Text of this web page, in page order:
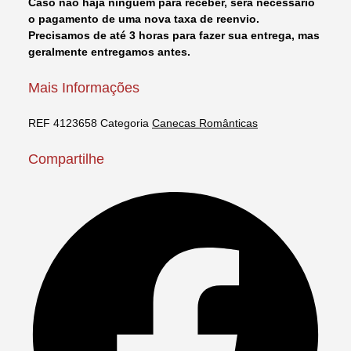
o pagamento de uma nova taxa de reenvio.
Precisamos de até 3 horas para fazer sua entrega, mas
geralmente entregamos antes.
Mais Informações
REF 4123658 Categoria Canecas Românticas
Compartilhe